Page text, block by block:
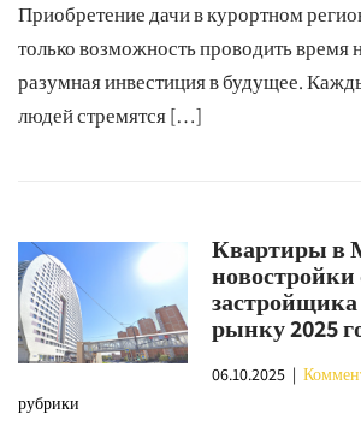
Приобретение дачи в курортном
только возможность проводить время
разумная инвестиция в будущее.
людей стремятся […]
Квартиры в
новостройки
застройщика
рынку 2025
06.10.2025 |
рубрики